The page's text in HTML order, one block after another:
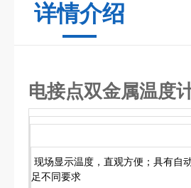
详情介绍
电接点双金属温度
现场显示温度，直观方便；具有自
足不同要求